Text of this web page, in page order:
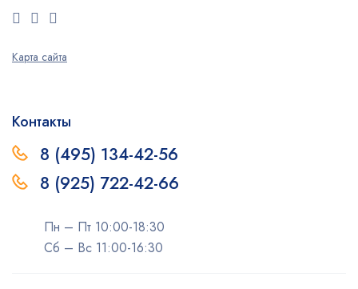
Карта сайта
Контакты
8 (495) 134-42-56
8 (925) 722-42-66
Пн – Пт 10:00-18:30
Сб – Вс 11:00-16:30